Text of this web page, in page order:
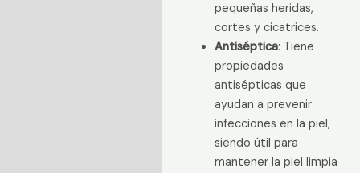
pequeñas heridas,
cortes y cicatrices.
Antiséptica: Tiene
propiedades
antisépticas que
ayudan a prevenir
infecciones en la piel,
siendo útil para
mantener la piel limpia